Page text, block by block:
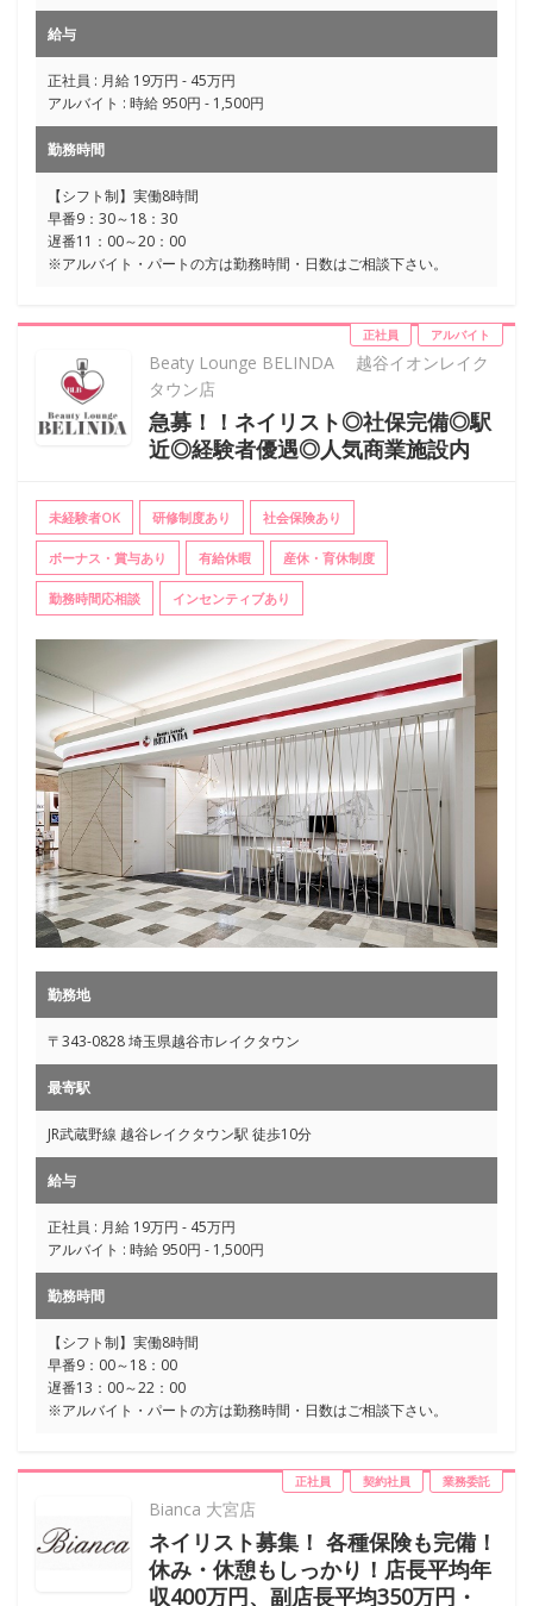
給与
正社員 : 月給 19万円 - 45万円
アルバイト : 時給 950円 - 1,500円
勤務時間
【シフト制】実働8時間
早番9：30～18：30
遅番11：00～20：00
※アルバイト・パートの方は勤務時間・日数はご相談下さい。
正社員 アルバイト
Beaty Lounge BELINDA 越谷イオンレイク
タウン店
急募！！ネイリスト◎社保完備◎駅
近◎経験者優遇◎人気商業施設内
未経験者OK 研修制度あり 社会保険あり
ボーナス・賞与あり 有給休暇 産休・育休制度
勤務時間応相談 インセンティブあり
勤務地
〒343-0828 埼玉県越谷市レイクタウン
最寄駅
JR武蔵野線 越谷レイクタウン駅 徒歩10分
給与
正社員 : 月給 19万円 - 45万円
アルバイト : 時給 950円 - 1,500円
勤務時間
【シフト制】実働8時間
早番9：00～18：00
遅番13：00～22：00
※アルバイト・パートの方は勤務時間・日数はご相談下さい。
正社員 契約社員 業務委託
Bianca 大宮店
ネイリスト募集！ 各種保険も完備！
休み・休憩もしっかり！店長平均年
収400万円、副店長平均350万円・